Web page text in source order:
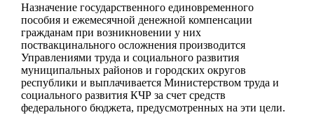
Назначение государственного единовременного
пособия и ежемесячной денежной компенсации
гражданам при возникновении у них
поствакцинального осложнения производится
Управлениями труда и социального развития
муниципальных районов и городских округов
республики и выплачивается Министерством труда и
социального развития КЧР за счет средств
федерального бюджета, предусмотренных на эти цели.